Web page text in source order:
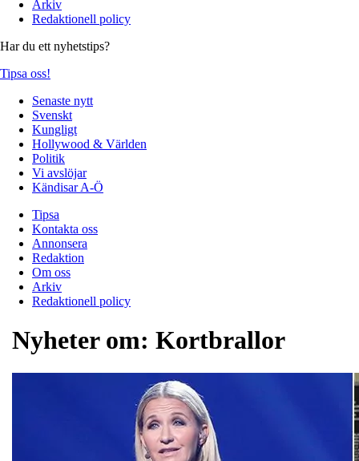
Arkiv
Redaktionell policy
Har du ett nyhetstips?
Tipsa oss!
Senaste nytt
Svenskt
Kungligt
Hollywood & Världen
Politik
Vi avslöjar
Kändisar A-Ö
Tipsa
Kontakta oss
Annonsera
Redaktion
Om oss
Arkiv
Redaktionell policy
Nyheter om: Kortbrallor